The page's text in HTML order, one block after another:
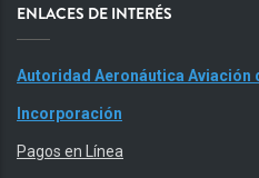
ENLACES DE INTERÉS
Autoridad Aeronáutica Aviación
Incorporación
Pagos en Línea